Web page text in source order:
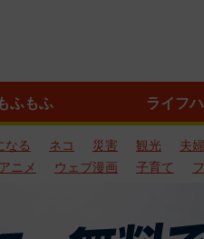
ふもふ ライフ
なる ネコ 災害 観光 夫婦
アニメ ウェブ漫画 子育て